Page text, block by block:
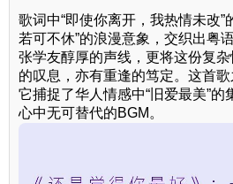
歌词中“即使你离开，我热情未改”
若可不休”的浪漫意象，交织出粤
张学友醇厚的声线，更将这份复
的叹息，亦有重逢的笃定。这首
它捕捉了华人情感中“旧爱最美”的
心中无可替代的BGM。